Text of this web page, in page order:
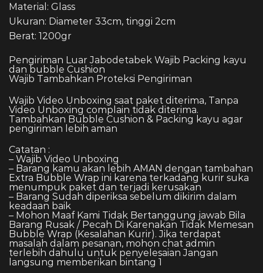
Material: Glass
Ukuran: Diameter 33cm, tinggi 2cm
Berat: 1200gr
Pengiriman Luar Jabodetabek Wajib Packing kayu
dan bubble Cushion
Wajib Tambahkan Proteksi Pengiriman
Wajib Video Unboxing saat paket diterima, Tanpa
Video Unboxing complain tidak diterima.
Tambahkan Bubble Cushion & Packing kayu agar
pengiriman lebih aman
Catatan :
– Wajib Video Unboxing
– Barang kamu akan lebih AMAN dengan tambahan
Extra Bubble Wrap ini karena terkadang kurir suka
menumpuk paket dan terjadi kerusakan
– Barang Sudah diperiksa sebelum dikirim dalam
keadaan baik
– Mohon Maaf Kami Tidak Bertanggung jawab Bila
Barang Rusak / Pecah Di Karenakan Tidak Memesan
Bubble Wrap (Kesalahan Kurir). Jika terdapat
masalah dalam pesanan, mohon chat admin
terlebih dahulu untuk penyelesaian Jangan
langsung memberikan bintang 1